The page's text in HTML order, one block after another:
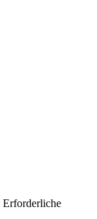
Erforderliche